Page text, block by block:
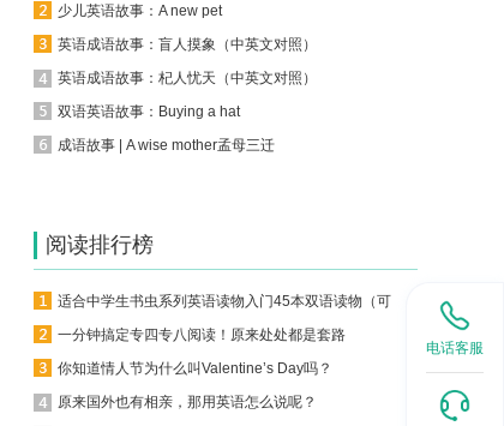
少儿英语故事：A new pet
英语成语故事：盲人摸象（中英文对照）
英语成语故事：杞人忧天（中英文对照）
双语英语故事：Buying a hat
成语故事 | A wise mother孟母三迁
阅读排行榜
一分钟搞定专四专八阅读！原来处处都是套路
你知道情人节为什么叫Valentine’s Day吗？
原来国外也有相亲，那用英语怎么说呢？
电话客服